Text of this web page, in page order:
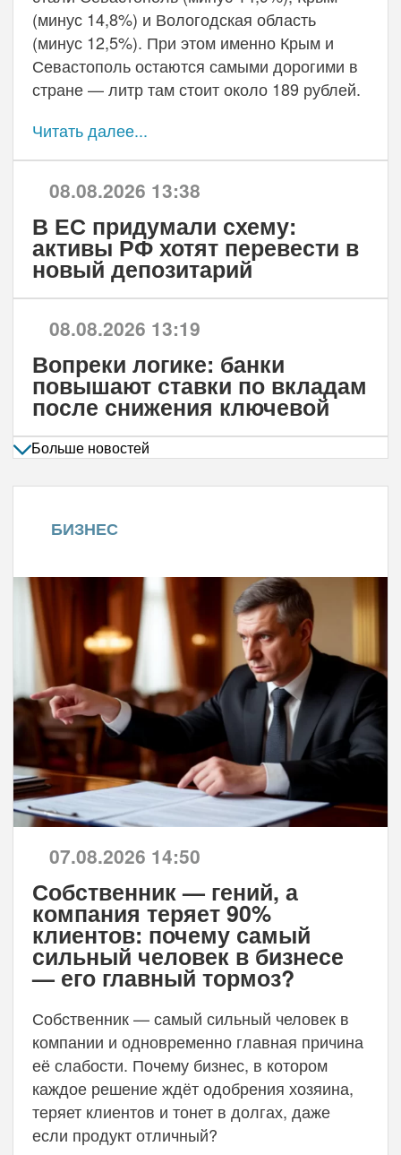
(минус 14,8%) и Вологодская область
(минус 12,5%). При этом именно Крым и
Севастополь остаются самыми дорогими в
стране — литр там стоит около 189 рублей.
Читать далее...
08.08.2026 13:38
В ЕС придумали схему:
активы РФ хотят перевести в
новый депозитарий
08.08.2026 13:19
Вопреки логике: банки
повышают ставки по вкладам
после снижения ключевой
Больше новостей
БИЗНЕС
07.08.2026 14:50
Собственник — гений, а
компания теряет 90%
клиентов: почему самый
сильный человек в бизнесе
— его главный тормоз?
Собственник — самый сильный человек в
компании и одновременно главная причина
её слабости. Почему бизнес, в котором
каждое решение ждёт одобрения хозяина,
теряет клиентов и тонет в долгах, даже
если продукт отличный?